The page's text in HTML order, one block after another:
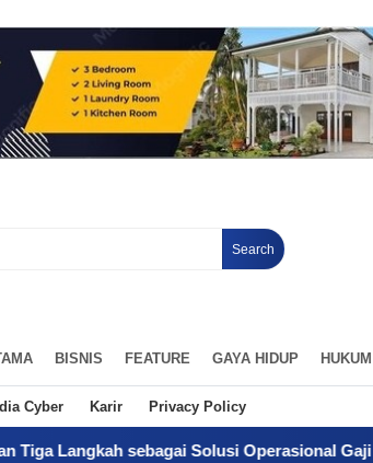
Search
BISNIS FEATURE GAYA HIDUP HUKUM
Cyber Karir Privacy Policy
sebagai Solusi Operasional Gaji Pegawai Pemda